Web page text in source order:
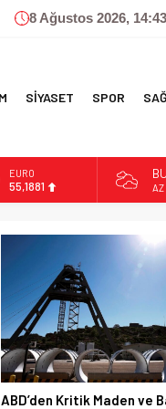
8 Ağustos 2026,
SİYASET SPOR
ALTIN
6.660,55
13.779,39
EURO
55,1881
AZ
ABD’den Kritik Maden ve